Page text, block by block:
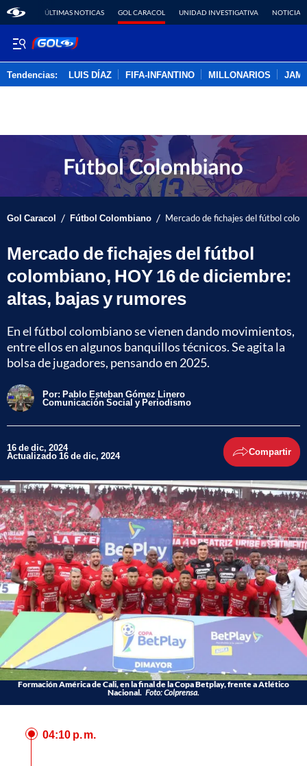
ÚLTIMAS NOTICAS GOL CARACOL UNIDAD INVESTIGATIVA NOTICIAS
Tendencias: LUIS DÍAZ FIFA-INFANTINO MILLONARIOS
Gol Caracol / Fútbol Colombiano / Mercado de fichajes del fútbol
Mercado de fichajes del fútbol
colombiano, HOY 16 de diciembre:
altas, bajas y rumores
En el fútbol colombiano se vienen dando movimientos,
entre ellos en algunos banquillos técnicos. Se agita la
bolsa de jugadores, pensando en 2025.
Por: Pablo Esteban Gómez Linero
Comunicación Social y Periodismo
16 de dic, 2024
Actualizado 16 de dic, 2024 Compartir
Formación América de Cali, en la final de la Copa Betplay, frente a Atlético
Nacional. Foto: Colprensa.
04:10 p. m.